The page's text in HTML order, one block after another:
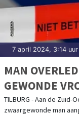
7 april 2024, 3:14 uur
MAN
GEWONDE
TILBURG - Aan de
zwaargewonde man